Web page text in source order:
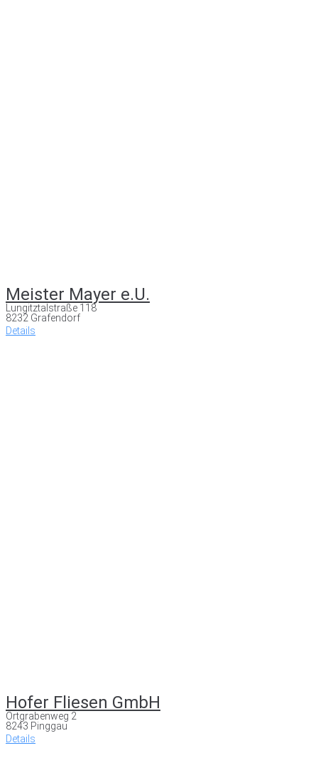
Meister Mayer e.U.
Lungitztalstraße 118
8232 Grafendorf
Details
Hofer Fliesen GmbH
Ortgrabenweg 2
8243 Pinggau
Details